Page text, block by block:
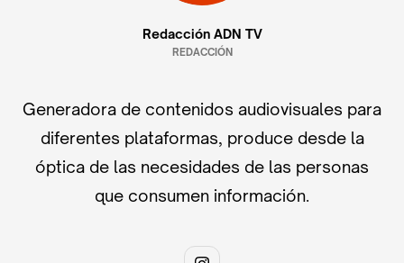
Redacción ADN TV
REDACCIÓN
Generadora de contenidos audiovisuales para
diferentes plataformas, produce desde la
óptica de las necesidades de las personas
que consumen información.